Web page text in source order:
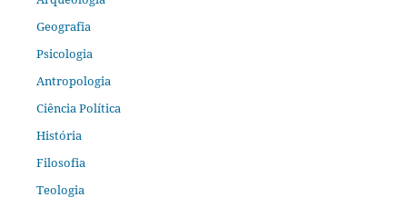
Geografia
Psicologia
Antropologia
Ciência Política
História
Filosofia
Teologia